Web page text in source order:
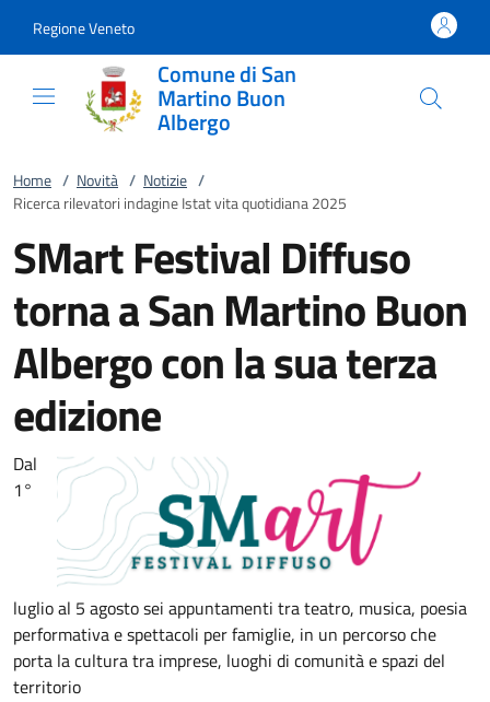
Regione Veneto
Comune di San
Martino Buon
Albergo
Home / Novità / Notizie /
Ricerca rilevatori indagine Istat vita quotidiana 2025
SMart Festival Diffuso
torna a San Martino Buon
Albergo con la sua terza
edizione
Dal
1°
luglio al 5 agosto sei appuntamenti tra teatro, musica, poesia
performativa e spettacoli per famiglie, in un percorso che
porta la cultura tra imprese, luoghi di comunità e spazi del
territorio